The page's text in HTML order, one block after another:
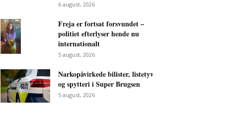
6 august, 2026
Freja er fortsat forsvundet –
politiet efterlyser hende nu
internationalt
5 august, 2026
Narkopåvirkede bilister, listetyv
og spytteri i Super Brugsen
5 august, 2026